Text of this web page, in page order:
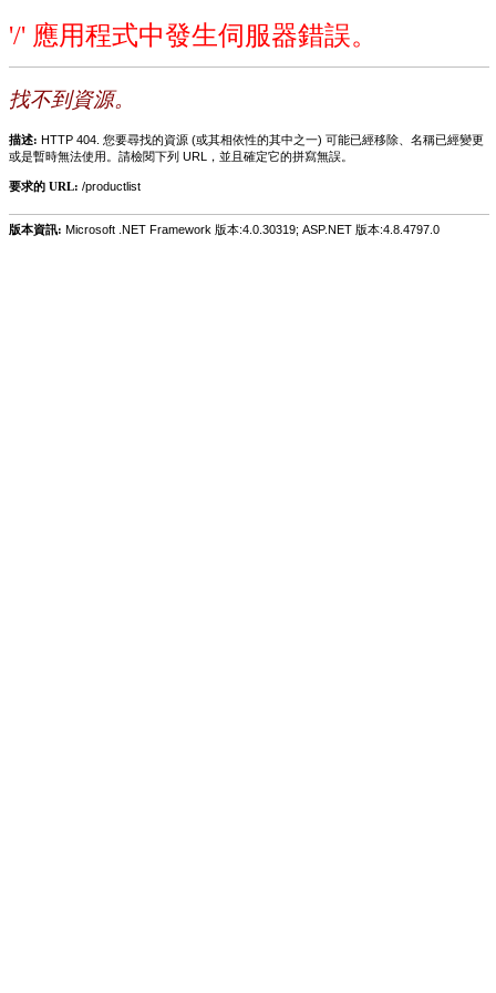
'/' 應用程式中發生伺服器錯誤。
找不到資源。
描述: HTTP 404. 您要尋找的資源 (或其相依性的其中之一) 可能已經移除、名稱已經變更
或是暫時無法使用。請檢閱下列 URL，並且確定它的拼寫無誤。
要求的 URL: /productlist
版本資訊: Microsoft .NET Framework 版本:4.0.30319; ASP.NET 版本:4.8.4797.0